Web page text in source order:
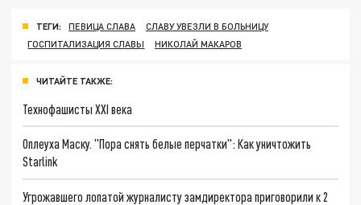
ТЕГИ: ПЕВИЦА СЛАВА
СЛАВУ УВЕЗЛИ В БОЛЬНИЦУ
ГОСПИТАЛИЗАЦИЯ СЛАВЫ
НИКОЛАЙ МАКАРОВ
ЧИТАЙТЕ ТАКЖЕ:
Технофашисты XXI века
Оплеуха Маску. "Пора снять белые перчатки": Как уничтожить
Starlink
Угрожавшего лопатой журналисту замдиректора приговорили к 2